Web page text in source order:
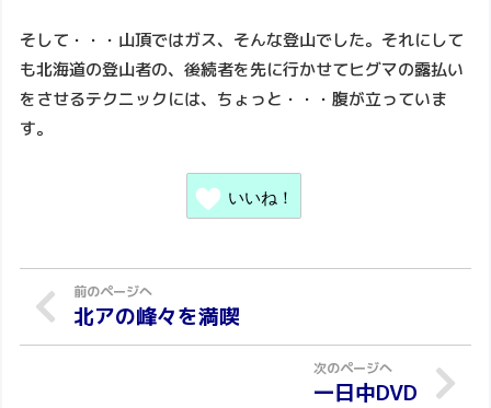
そして・・・山頂ではガス、そんな登山でした。それにして
も北海道の登山者の、後続者を先に行かせてヒグマの露払い
をさせるテクニックには、ちょっと・・・腹が立っていま
す。
いいね！
北アの峰々を満喫
一日中DVD